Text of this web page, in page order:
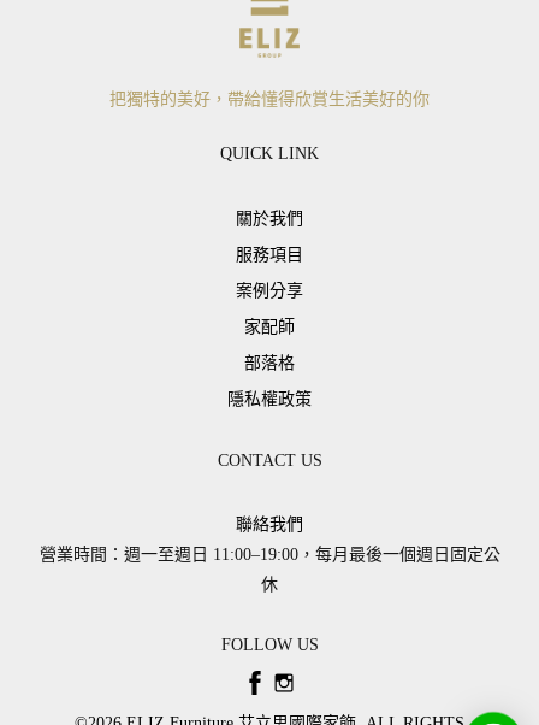
把獨特的美好，帶給懂得欣賞生活美好的你
QUICK LINK
關於我們
服務項目
案例分享
家配師
部落格
隱私權政策
CONTACT US
聯絡我們
營業時間：週一至週日 11:00–19:00，每月最後一個週日固定公
休
FOLLOW US